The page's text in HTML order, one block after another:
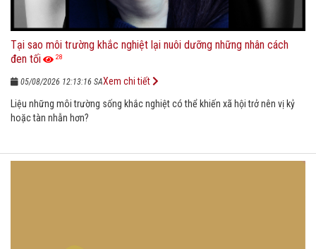
Tại sao môi trường khắc nghiệt lại nuôi dưỡng những nhân cách
đen tối
28
05/08/2026 12:13:16 SA
Liệu những môi trường sống khắc nghiệt có thể khiến xã hội trở nên vị kỷ
hoặc tàn nhẫn hơn?
Xem chi tiết